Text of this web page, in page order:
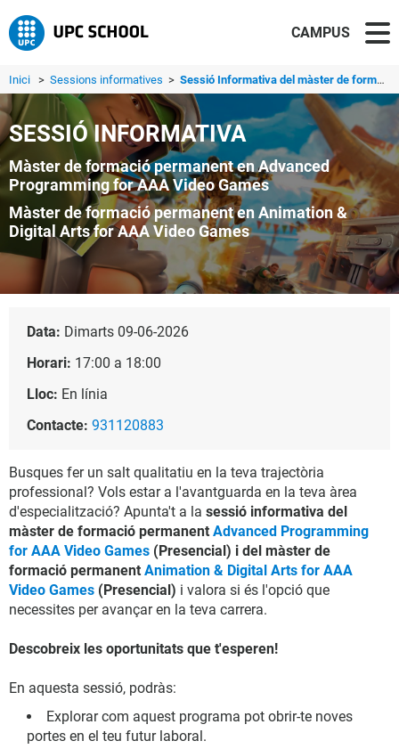
CAMPUS
Inici > Sessions informatives > Sessió Informativa del màster de formació permanent en Ad...
SESSIÓ INFORMATIVA
Màster de formació permanent en Advanced
Programming for AAA Video Games
Màster de formació permanent en Animation &
Digital Arts for AAA Video Games
Data: Dimarts 09-06-2026
Horari: 17:00 a 18:00
Lloc: En línia
Contacte: 931120883
Busques fer un salt qualitatiu en la teva trajectòria
professional? Vols estar a l'avantguarda en la teva àrea
d'especialització? Apunta't a la sessió informativa del
màster de formació permanent Advanced Programming
for AAA Video Games (Presencial) i del màster de
formació permanent Animation & Digital Arts for AAA
Video Games (Presencial) i valora si és l'opció que
necessites per avançar en la teva carrera.
Descobreix les oportunitats que t'esperen!
En aquesta sessió, podràs:
Explorar com aquest programa pot obrir-te noves
portes en el teu futur laboral.